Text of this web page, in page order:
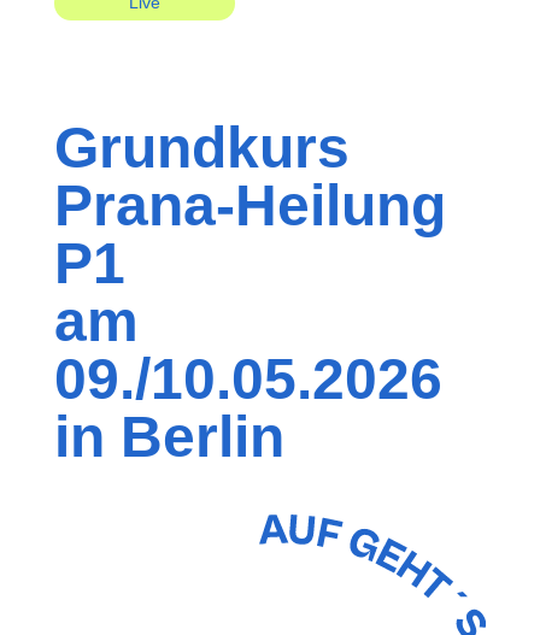
Grundkurs
Prana-Heilung
P1
am
09./10.05.2026
in Berlin